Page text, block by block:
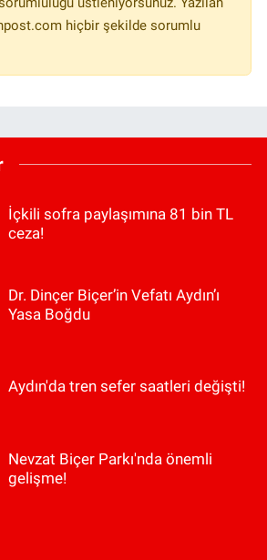
hiçbir şekilde sorumlu
İçkili sofra paylaşımına 81 bin TL
ceza!
Dr. Dinçer Biçer’in Vefatı Aydın’ı
Yasa Boğdu
Aydın'da tren sefer saatleri değişti!
Nevzat Biçer Parkı'nda önemli
gelişme!